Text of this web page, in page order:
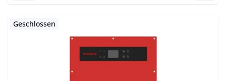
Geschlossen